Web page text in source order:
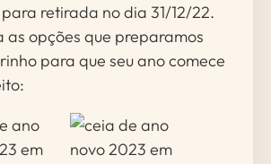
retirada no dia 31/12/22.
as opções que preparamos
para que seu ano comece